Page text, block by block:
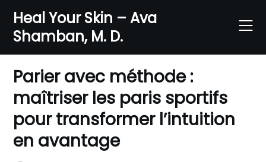
content
Heal Your Skin – Ava
Shamban, M. D.
Parier avec méthode :
maîtriser les paris sportifs
pour transformer l’intuition
en avantage